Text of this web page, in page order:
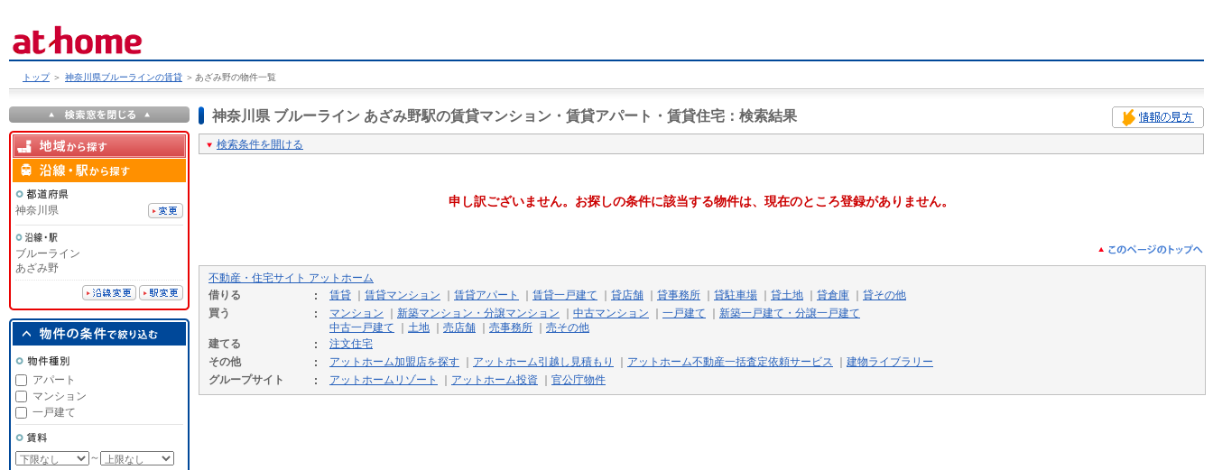
トップ ＞ 神奈川県ブルーラインの賃貸 ＞ あざみ野の物件一覧
神奈川県 ブルーライン あざみ野駅の賃貸マンション・賃貸アパート・賃貸住宅 ：検索結果
検索条件を開ける
申し訳ございません。お探しの条件に該当する物件は、現在のところ登録がありません。
不動産・住宅サイト アットホーム
借りる
賃貸 賃貸マンション 賃貸アパート 賃貸一戸建て 貸店舗 貸事務所 貸駐車場 貸土地 貸倉庫
貸その他
買う
マンション 新築マンション・分譲マンション 中古マンション 一戸建て
新築一戸建て・分譲一戸建て
中古一戸建て
土地 売店舗 売事務所
売その他
建てる
注文住宅
その他
アットホーム加盟店を探す アットホーム引越し見積もり アットホーム不動産一括査定依頼サービス
建物ライブラリー
グループサイト
アットホームリゾート アットホーム投資 官公庁物件
神奈川県
ブルーライン
あざみ野
アパート
マンション
一戸建て
～